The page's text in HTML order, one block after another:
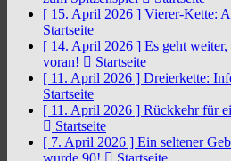
[ 15. April 2026 ] Vierer-Kette:
Startseite
[ 14. April 2026 ] Es geht
voran!
Startseite
[ 11. April 2026 ] Dreierkette:
Startseite
[ 11. April 2026 ] Rückkehr für
Startseite
[ 7. April 2026 ] Ein seltener
wurde 90!
Startseite